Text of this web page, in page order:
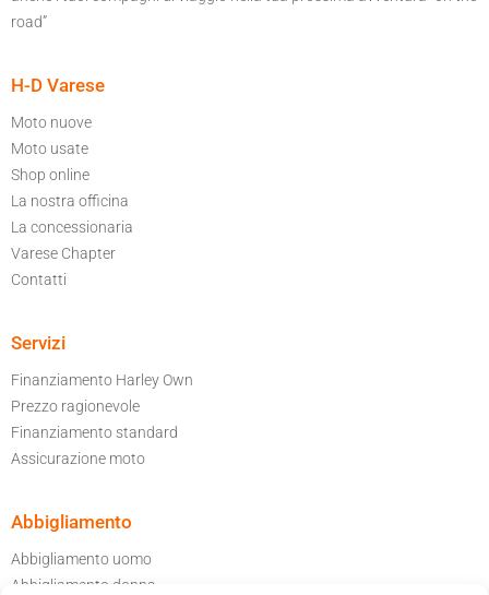
road”
H-D Varese
Moto nuove
Moto usate
Shop online
La nostra officina
La concessionaria
Varese Chapter
Contatti
Servizi
Finanziamento Harley Own
Prezzo ragionevole
Finanziamento standard
Assicurazione moto
Abbigliamento
Abbigliamento uomo
Abbigliamento donna